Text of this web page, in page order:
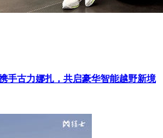
手古力娜扎，共启豪华智能越野新境